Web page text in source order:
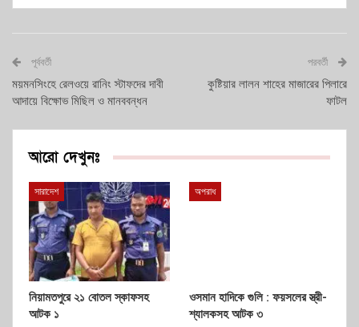
পূর্ববর্তী
ময়মনসিংহে রেলওয়ে রানিং স্টাফদের দাবী
আদায়ে বিক্ষোভ মিছিল ও মানববন্ধন
পরবর্তী
কুষ্টিয়ার লালন শাহের মাজারের পিলারে
ফাটল
আরো দেখুনঃ
সারাদেশ
‎নিয়ামতপুরে ২১ বোতল স্কাফসহ
আটক ১
অপরাধ
ওসমান হাদিকে গুলি : ফয়সলের স্ত্রী-
শ্যালকসহ আটক ৩